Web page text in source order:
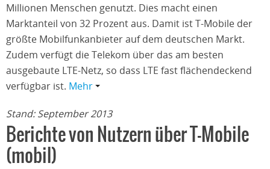
Millionen Menschen genutzt. Dies macht einen
Marktanteil von 32 Prozent aus. Damit ist T-Mobile der
größte Mobilfunkanbieter auf dem deutschen Markt.
Zudem verfügt die Telekom über das am besten
ausgebaute LTE-Netz, so dass LTE fast flächendeckend
verfügbar ist. Mehr
Stand: September 2013
Berichte von Nutzern über T-Mobile
(mobil)